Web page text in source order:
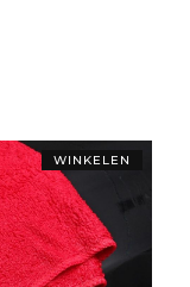
WINKELEN